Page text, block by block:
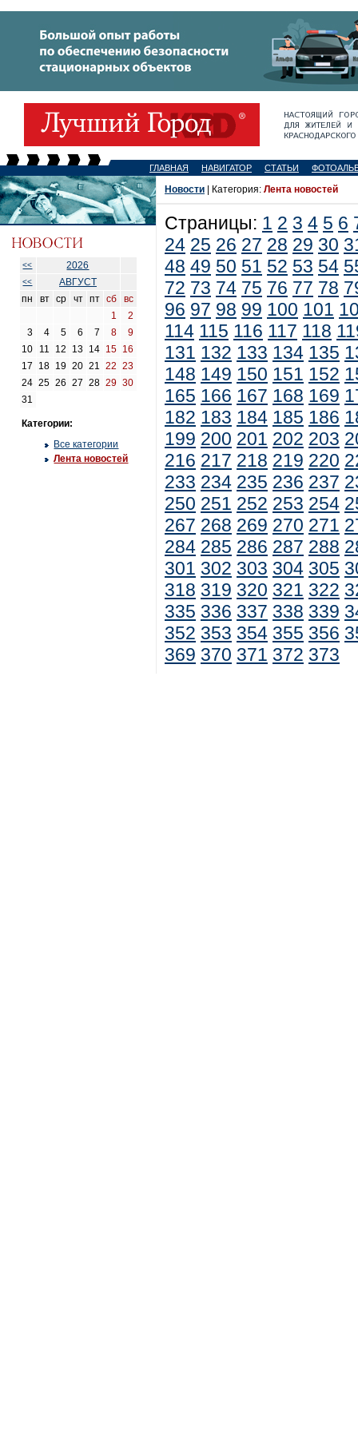
ГЛАВНАЯ НАВИГАТОР СТАТЬИ
<< 2026
<<
АВГУСТ
пн
вт ср чт пт сб
вс
1
2
3
4 5 6 7 8
9
10
11 12 13 14 15 16
17
18 19 20 21 22
23
24 25 26 27 28 29 30
31
Категории:
Все категории
Лента новостей
Новости | Категория: Лента новостей
Страницы: 1 2 3 4 5 6
24 25 26 27 28 29 30
48 49 50 51 52 53 54
72 73 74 75 76 77 78
96 97 98 99 100 101
114 115 116 117 118
131 132 133 134 135
148 149 150 151 152
165 166 167 168 169
182 183 184 185 186
199 200 201 202 203
216 217 218 219 220
233 234 235 236 237
250 251 252 253 254
267 268 269 270 271
284 285 286 287 288
301 302 303 304 305
318 319 320 321 322
335 336 337 338 339
352 353 354 355 356
369 370 371 372 373